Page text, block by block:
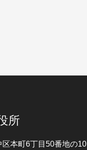
所
区本町6丁目50番地の10